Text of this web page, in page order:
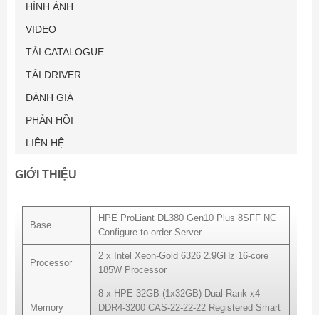
HÌNH ẢNH
VIDEO
TẢI CATALOGUE
TẢI DRIVER
ĐÁNH GIÁ
PHẢN HỒI
LIÊN HỆ
GIỚI THIỆU
Base
HPE ProLiant DL380 Gen10 Plus 8SFF NC
Configure-to-order Server
Processor
2 x Intel Xeon-Gold 6326 2.9GHz 16-core
185W Processor
Memory
8 x HPE 32GB (1x32GB) Dual Rank x4
DDR4-3200 CAS-22-22-22 Registered Smart